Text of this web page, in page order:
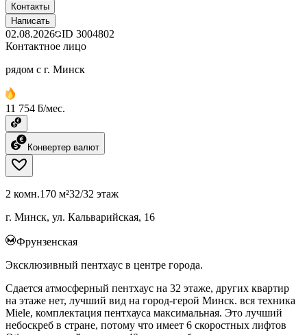
Контакты
Написать
02.08.2026 ID 3004802
Контактное лицо
рядом с г. Минск
11 754 ƃ/мес.
Конвертер валют
2 комн.170 м²32/32 этаж
г. Минск, ул. Кальварийская, 16
Фрунзенская
Эксклюзивный пентхаус в центре города.
Сдается атмосферный пентхаус на 32 этаже, других квартир
на этаже нет, лучший вид на город-герой Минск. вся техника
Miele, комплектация пентхауса максимальная. Это лучший
небоскреб в стране, потому что имеет 6 скоростных лифтов